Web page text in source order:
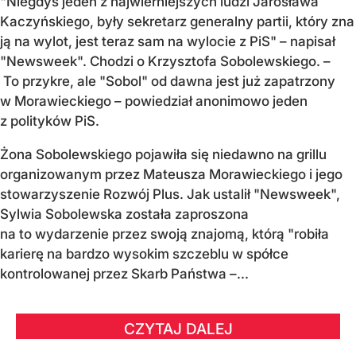
Kaczyńskiego, były sekretarz generalny partii, który zna
ją na wylot, jest teraz sam na wylocie z PiS" – napisał
"Newsweek". Chodzi o Krzysztofa Sobolewskiego. –
To przykre, ale "Sobol" od dawna jest już zapatrzony
w Morawieckiego – powiedział anonimowo jeden
z polityków PiS.
Żona Sobolewskiego pojawiła się niedawno na grillu
organizowanym przez Mateusza Morawieckiego i jego
stowarzyszenie Rozwój Plus. Jak ustalił "Newsweek",
Sylwia Sobolewska została zaproszona
na to wydarzenie przez swoją znajomą, którą "robiła
karierę na bardzo wysokim szczeblu w spółce
kontrolowanej przez Skarb Państwa –...
CZYTAJ DALEJ